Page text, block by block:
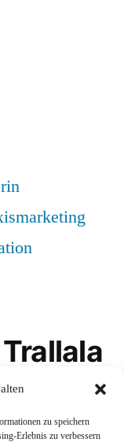
zu speichern
Erlebnis zu verbessern